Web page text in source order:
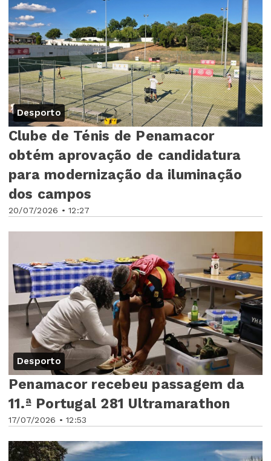
Desporto
20/07/2026 • 12:27
Clube de Ténis de Penamacor
obtém aprovação de candidatura
para modernização da iluminação
dos campos
Desporto
17/07/2026 • 12:53
Penamacor recebeu passagem da
11.ª Portugal 281 Ultramarathon